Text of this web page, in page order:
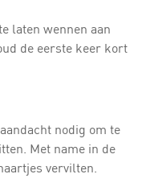
laten wennen aan
de eerste keer kort
nodig om te
Met name in de
vervilten.